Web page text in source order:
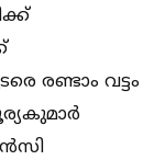
രണ്ടാം വട്ടം